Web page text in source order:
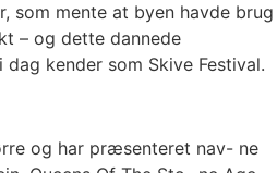
som mente at byen havde brug
– og dette dannede
kender som Skive Festival.
og har præsenteret nav- ne